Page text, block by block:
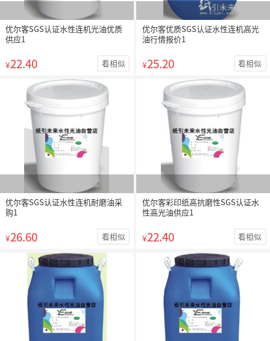
优尔客SGS认证水性连机光油优质
供应1
¥22.40 看相似
优尔客优质SGS认证水性连机高光
油行情报价1
¥25.20 看相似
优尔客SGS认证水性连机耐磨油采
购1
¥26.60 看相似
优尔客彩印纸高抗磨性SGS认证水
性高光油供应1
¥22.40 看相似